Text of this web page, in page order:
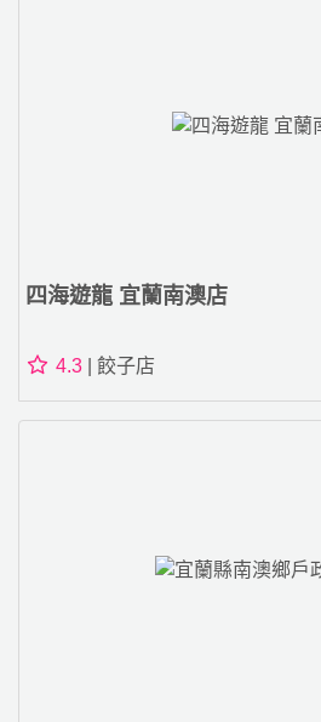
四海遊龍 宜蘭南澳店
4.3 | 餃子店